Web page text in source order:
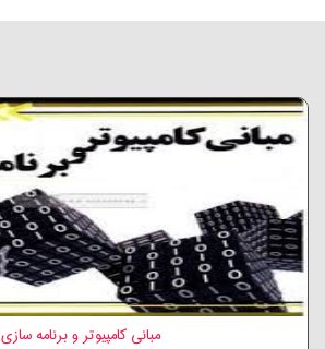
مبانی کامپیوتر و برنامه سازی